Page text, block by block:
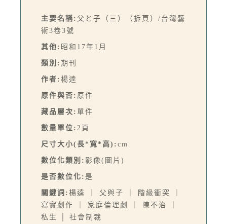
主要名稱: 父と子（三）（拆頁）/台灣藝
術3卷3號
其他: 昭和17年1月
類別: 期刊
作者: 楊逵
原件與否: 原件
藏品層次: 單件
數量單位: 2頁
尺寸大小(長*寬*高): cm
數位化類別: 影像(圖片)
是否數位化: 是
關鍵詞: 楊逵 ｜ 父與子 ｜ 階級衝突 ｜
寫實劇作 ｜ 家庭倫理劇 ｜ 陳不治 ｜
私生 │ 社會制裁